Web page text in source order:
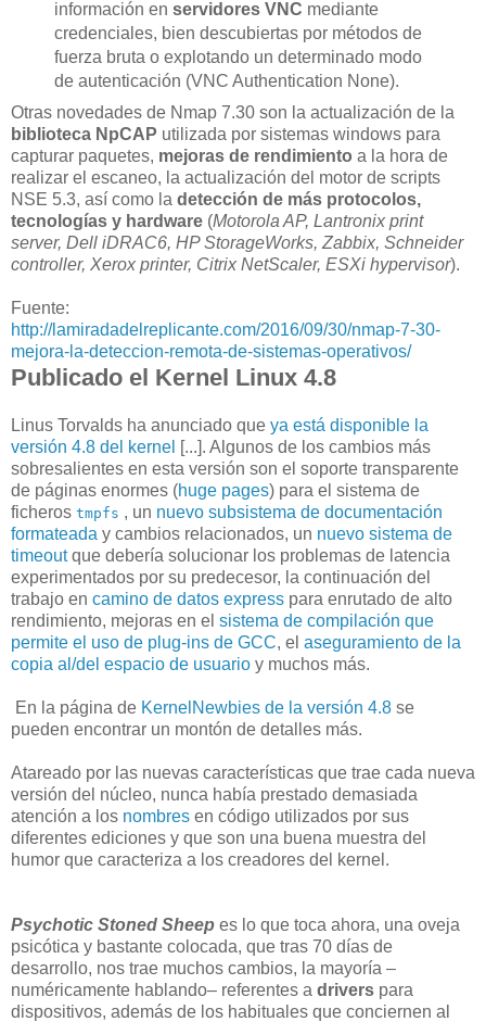
información en servidores VNC mediante
credenciales, bien descubiertas por métodos de
fuerza bruta o explotando un determinado modo
de autenticación (VNC Authentication None).
Otras novedades de Nmap 7.30 son la actualización de la
biblioteca NpCAP utilizada por sistemas windows para
capturar paquetes, mejoras de rendimiento a la hora de
realizar el escaneo, la actualización del motor de scripts
NSE 5.3, así como la detección de más protocolos,
tecnologías y hardware (Motorola AP, Lantronix print
server, Dell iDRAC6, HP StorageWorks, Zabbix, Schneider
controller, Xerox printer, Citrix NetScaler, ESXi hypervisor).
Fuente:
http://lamiradadelreplicante.com/2016/09/30/nmap-7-30-
mejora-la-deteccion-remota-de-sistemas-operativos/
Publicado el Kernel Linux 4.8
Linus Torvalds ha anunciado que ya está disponible la
versión 4.8 del kernel [...]. Algunos de los cambios más
sobresalientes en esta versión son el soporte transparente
de páginas enormes (huge pages) para el sistema de
ficheros tmpfs , un nuevo subsistema de documentación
formateada y cambios relacionados, un nuevo sistema de
timeoutque debería solucionar los problemas de latencia
experimentados por su predecesor, la continuación del
trabajo en camino de datos express para enrutado de alto
rendimiento, mejoras en el sistema de compilación que
permite el uso de plug-ins de GCC, el aseguramiento de la
copia al/del espacio de usuario y muchos más.
En la página de KernelNewbies de la versión 4.8 se
pueden encontrar un montón de detalles más.
Atareado por las nuevas características que trae cada nueva
versión del núcleo, nunca había prestado demasiada
atención a los nombres en código utilizados por sus
diferentes ediciones y que son una buena muestra del
humor que caracteriza a los creadores del kernel.
Psychotic Stoned Sheep es lo que toca ahora, una oveja
psicótica y bastante colocada, que tras 70 días de
desarrollo, nos trae muchos cambios, la mayoría –
numéricamente hablando– referentes a drivers para
dispositivos, además de los habituales que conciernen al